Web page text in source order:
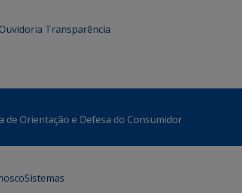
Transparência
de Orientação e Defesa do Consumidor
Sistemas